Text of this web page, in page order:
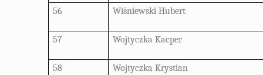
56 Wiśniewski Hubert
57 Wojtyczka Kacper
58 Wojtyczka Krystian